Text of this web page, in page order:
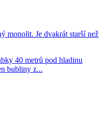
monolit. Je dvakrát starší než
40 metrů pod hladinu
bubliny z...